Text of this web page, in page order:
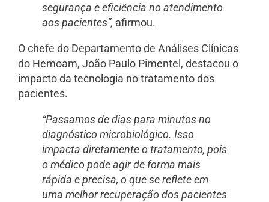
segurança e eficiência no atendimento
aos pacientes”, afirmou.
O chefe do Departamento de Análises Clínicas
do Hemoam, João Paulo Pimentel, destacou o
impacto da tecnologia no tratamento dos
pacientes.
“Passamos de dias para minutos no
diagnóstico microbiológico. Isso
impacta diretamente o tratamento, pois
o médico pode agir de forma mais
rápida e precisa, o que se reflete em
uma melhor recuperação dos pacientes